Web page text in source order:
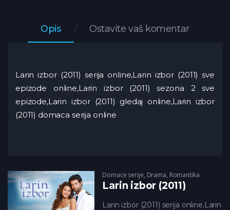
Opis Ostavite vaš komentar
Larin izbor (2011) serija online,Larin izbor (2011) sve
epizode online,Larin izbor (2011) sezona 2 sve
epizode,Larin izbor (2011) gledaj online,Larin izbor
(2011) domaca serija online
Domace serije, Drama, Romantika
Larin izbor (2011)
Larin izbor (2011) serija online,Larin